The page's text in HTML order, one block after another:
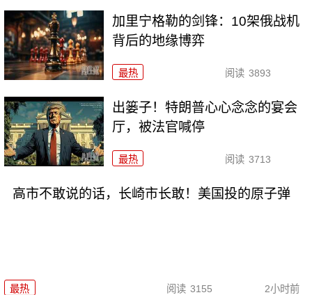
加里宁格勒的剑锋：10架俄战机
背后的地缘博弈
最热 阅读 3893
出篓子！特朗普心心念念的宴会
厅，被法官喊停
最热 阅读 3713
高市不敢说的话，长崎市长敢！美国投的原子弹
最热 阅读 3155 2小时前